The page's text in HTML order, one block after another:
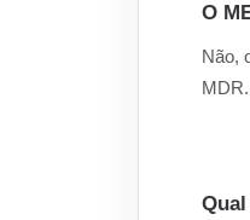
O
Não,
MDR.